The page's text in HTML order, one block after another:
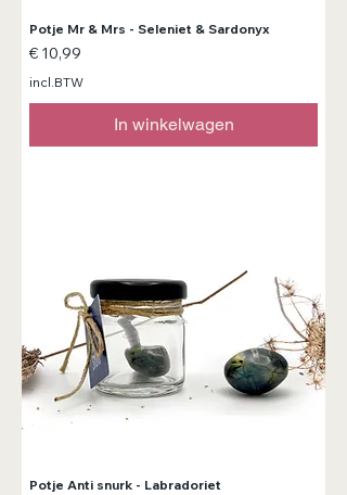
Potje Mr & Mrs - Seleniet & Sardonyx
Prijs
€ 10,99
incl.BTW
In winkelwagen
Potje Anti snurk - Labradoriet